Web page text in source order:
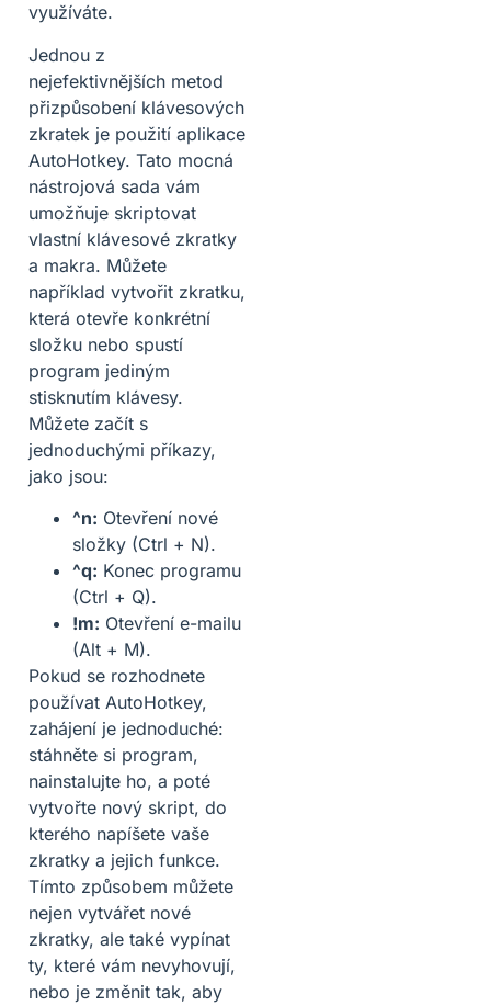
využíváte.
Jednou z
nejefektivnějších metod
přizpůsobení klávesových
zkratek je použití aplikace
AutoHotkey. Tato mocná
nástrojová sada vám
umožňuje skriptovat
vlastní klávesové zkratky
a makra. Můžete
například vytvořit zkratku,
která otevře konkrétní
složku nebo spustí
program jediným
stisknutím klávesy.
Můžete začít s
jednoduchými příkazy,
jako jsou:
^n: Otevření nové
složky (Ctrl + N).
^q: Konec programu
(Ctrl + Q).
!m: Otevření e-mailu
(Alt + M).
Pokud se rozhodnete
používat AutoHotkey,
zahájení je jednoduché:
stáhněte si program,
nainstalujte ho, a poté
vytvořte nový skript, do
kterého napíšete vaše
zkratky a jejich funkce.
Tímto způsobem můžete
nejen vytvářet nové
zkratky, ale také vypínat
ty, které vám nevyhovují,
nebo je změnit tak, aby